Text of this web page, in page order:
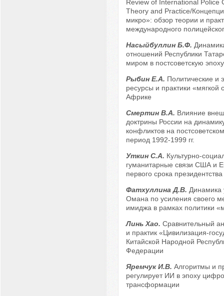
Review of International Police
Theory and Practice/
микро»: обзор теории и
международного
Насыйбуллин Б.Ф.
отношений Республики
миром в постсоветскую эпоху
Рыбин Е.А. Политические и
ресурсы и практики
Африке
Смертин В.А. Влияние
доктрины России на
конфликтов на
период 1992-1999 гг.
Уткин С.А. Культурно-
гуманитарные связи США и
первого срока
Фатхуллина Д.В. Динамика
Омана по усиления своего
имиджа в рамках политики
Линь Хао. Сравнительный
и практик «Цивилизация-
Китайской Народной
Федерации
Яремчук И.В. Алгоритмы и
регулирует ИИ в эпоху
трансформации